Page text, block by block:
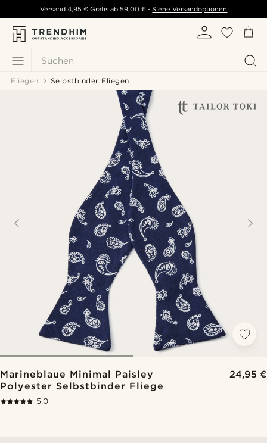
Suchen
Versand 4,95 € Gratis ab 59,00 € - Siehe Versandoptionen
Fliegen Selbstbinder Fliegen
Marineblaue Minimal Paisley
Polyester Selbstbinder Fliege
24,95 €
5.0